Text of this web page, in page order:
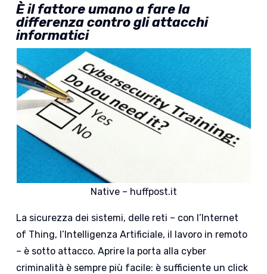
È il fattore umano a fare la
differenza contro gli attacchi
informatici
Native – huffpost.it
La sicurezza dei sistemi, delle reti – con l’Internet
of Thing, l’Intelligenza Artificiale, il lavoro in remoto
– è sotto attacco. Aprire la porta alla cyber
criminalità è sempre più facile: è sufficiente un click